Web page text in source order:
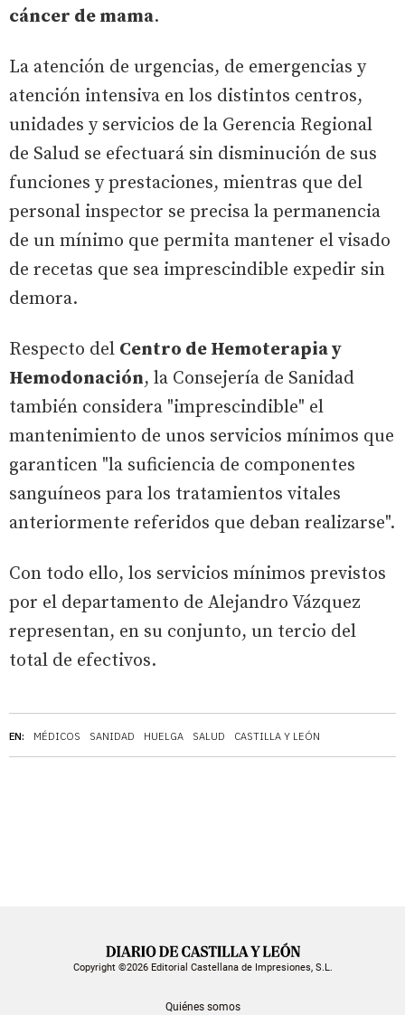
EN: MÉDICOS SANIDAD HUELGA SALUD CASTILLA Y LEÓN
cáncer de mama.
La atención de urgencias, de emergencias y
atención intensiva en los distintos centros,
unidades y servicios de la Gerencia Regional
de Salud se efectuará sin disminución de sus
funciones y prestaciones, mientras que del
personal inspector se precisa la permanencia
de un mínimo que permita mantener el visado
de recetas que sea imprescindible expedir sin
demora.
Respecto del Centro de Hemoterapia y
Hemodonación, la Consejería de Sanidad
también considera "imprescindible" el
mantenimiento de unos servicios mínimos que
garanticen "la suficiencia de componentes
sanguíneos para los tratamientos vitales
anteriormente referidos que deban realizarse".
Con todo ello, los servicios mínimos previstos
por el departamento de Alejandro Vázquez
representan, en su conjunto, un tercio del
total de efectivos.
Copyright ©2026 Editorial Castellana de Impresiones, S.L.
Quiénes somos